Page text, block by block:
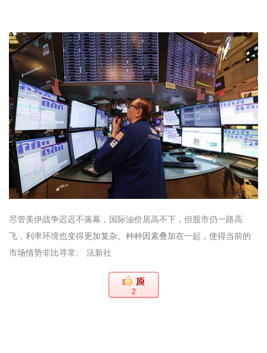
尽管美伊战争迟迟不落幕，国际油价居高不下，但股市仍一路高
飞，利率环境也变得更加复杂。种种因素叠加在一起，使得当前的
市场情势非比寻常。 法新社
2